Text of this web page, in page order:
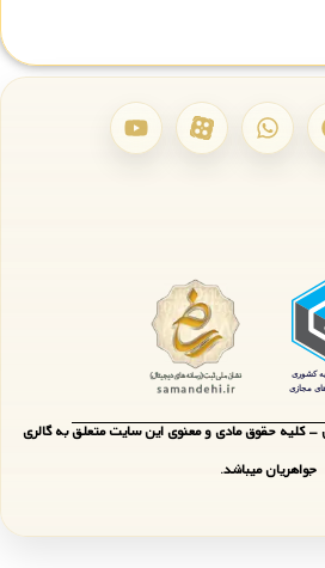
- کلیه حقوق مادی و معنوی این سایت متعلق به گالری
جواهریان میباشد.